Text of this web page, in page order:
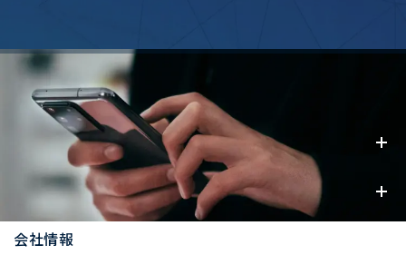
事業内容
お知らせ
会社情報